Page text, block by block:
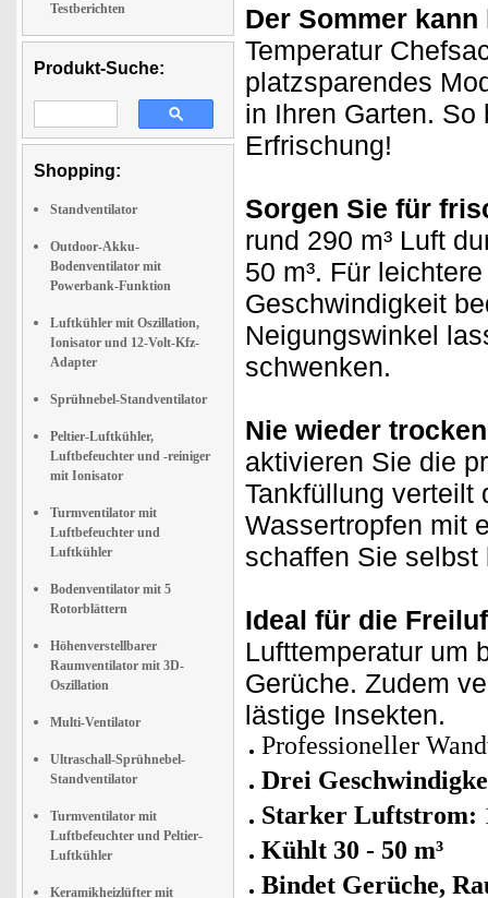
Testberichten
Produkt-Suche:
Shopping:
Standventilator
Outdoor-Akku-
Bodenventilator mit
Powerbank-Funktion
Luftkühler mit Oszillation,
Ionisator und 12-Volt-Kfz-
Adapter
Sprühnebel-Standventilator
Peltier-Luftkühler,
Luftbefeuchter und -reiniger
mit Ionisator
Turmventilator mit
Luftbefeuchter und
Luftkühler
Bodenventilator mit 5
Rotorblättern
Höhenverstellbarer
Raumventilator mit 3D-
Oszillation
Multi-Ventilator
Ultraschall-Sprühnebel-
Standventilator
Turmventilator mit
Luftbefeuchter und Peltier-
Luftkühler
Keramikheizlüfter mit
Der Sommer kann
Temperatur
platzsparendes
in Ihren Garten.
Erfrischung!
Sorgen Sie für
rund 290 m³ Luft
50 m³. Für
Geschwindigkeit
Neigungswinkel
schwenken.
Nie wieder
aktivieren Sie die
Tankfüllung verteilt
Wassertropfen mit
schaffen Sie
Ideal für die
Lufttemperatur um
Gerüche. Zudem
lästige Insekten.
Professioneller
Drei
Starker Luftstrom:
Kühlt 30 - 50 m³
Bindet Gerüche,